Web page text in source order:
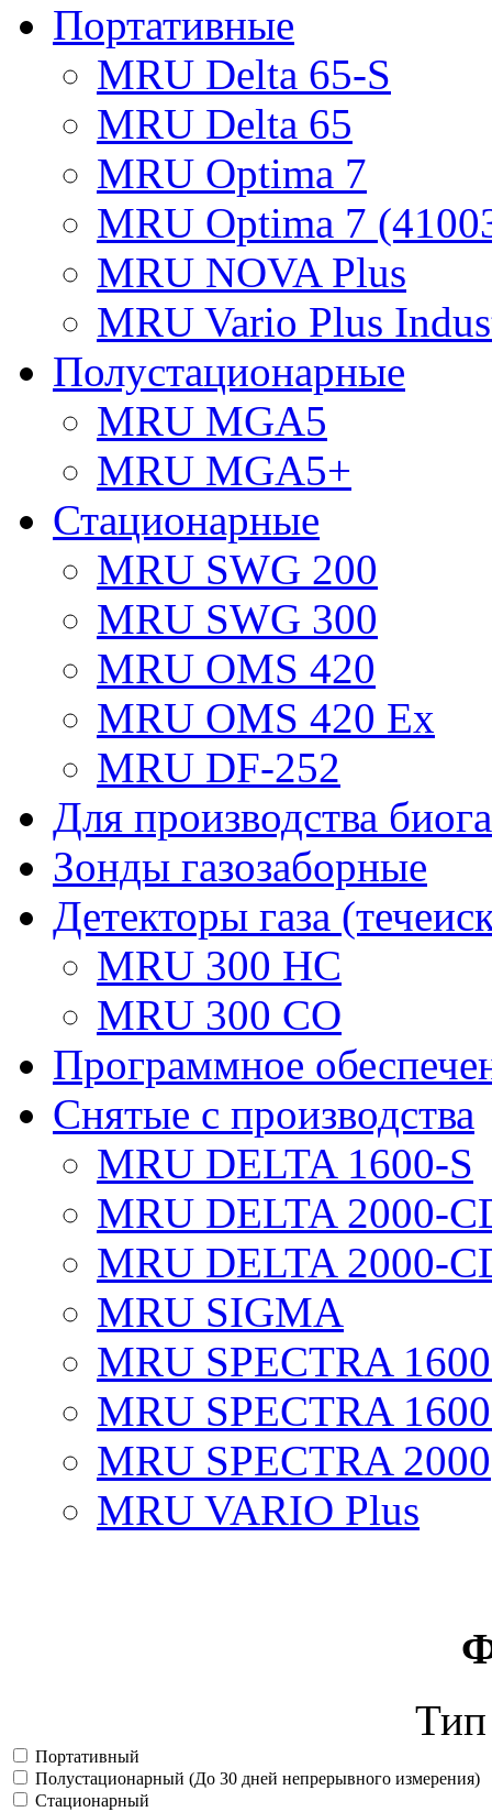
Портативные
MRU Delta 65-S
MRU Delta 65
MRU Optima 7
MRU Optima 7
MRU NOVA Plus
MRU Vario Plus
Полустационарные
MRU MGA5
MRU MGA5+
Стационарные
MRU SWG 200
MRU SWG 300
MRU OMS 420
MRU OMS 420 Ex
MRU DF-252
Для производства
Зонды газозаборные
Детекторы газа
MRU 300 HC
MRU 300 CO
Программное
Снятые с производства
MRU DELTA 1600-S
MRU DELTA 2000-
MRU DELTA 2000-
MRU SIGMA
MRU SPECTRA
MRU SPECTRA
MRU SPECTRA 2000
MRU VARIO Plus
Портативный
Полустационарный (До 30 дней непрерывного измерения)
Стационарный